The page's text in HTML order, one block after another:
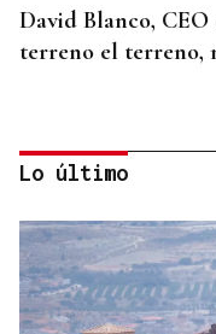
David Blanco,
terreno el terreno,
Lo último